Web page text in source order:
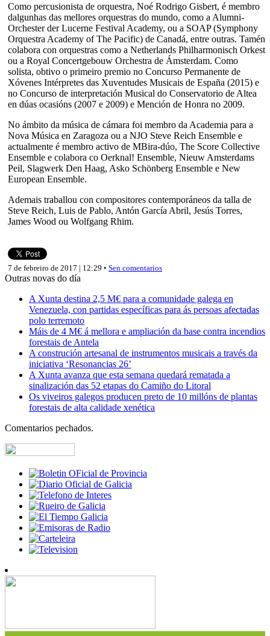
Como percusionista de orquestra, Noé Rodrigo Gisbert, é membro
dalgunhas das mellores orquestras do mundo, como a Alumni-
Orchester der Lucerne Festival Academy, ou a SOAP (Symphony
Orquestra Academy of The Pacific) de Canadá, entre outras. Tamén
colabora con orquestras como a Netherlands Philharmonisch Orkest
ou a Royal Concertgebouw Orchestra de Ámsterdam. Como
solista, obtivo o primeiro premio no Concurso Permanente de
Xóvenes Intérpretes das Xuventudes Musicais de España (2015) e
no Concurso de interpretación Musical do Conservatorio de Altea
en dúas ocasións (2007 e 2009) e Mención de Honra no 2009.
No ámbito da música de cámara foi membro da Academia para a
Nova Música en Zaragoza ou a NJO Steve Reich Ensemble e
actualmente é membro activo de MBira-dúo, The Score Collective
Ensemble e colabora co Oerknal! Ensemble, Nieuw Amsterdams
Peil, Slagwerk Den Haag, Asko Schönberg Ensemble e New
European Ensemble.
Ademais traballou con compositores contemporáneos da talla de
Steve Reich, Luis de Pablo, Antón García Abril, Jesús Torres,
James Wood ou Wolfgang Rhim.
7 de febreiro de 2017 | 12:29 • Sen comentarios
Outras novas do día
A Xunta destina 2,5 M€ para a comunidade galega en
Venezuela, con partidas específicas para ás persoas afectadas
polo terremoto
Máis de 4 M€ á mellora e ampliación da base contra incendios
forestais de Antela
A construción artesanal de instrumentos musicais a través da
iniciativa ‘Resonancias 26’
A Xunta avanza que esta semana quedará rematada a
sinalización das 52 etapas do Camiño do Litoral
Os viveiros galegos producen preto de 10 millóns de plantas
forestais de alta calidade xenética
Comentarios pechados.